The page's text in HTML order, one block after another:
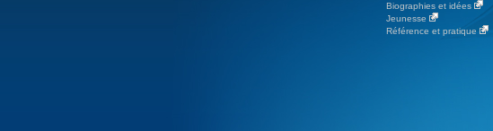
Biographies et idées
Jeunesse
Référence et pratique